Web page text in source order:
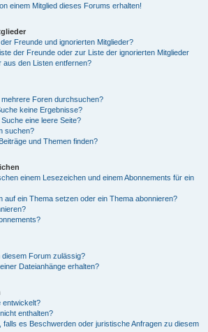
einem Mitglied dieses Forums erhalten!
Freunde und ignorierten Mitglieder?
der Freunde oder zur Liste der ignorierten Mitglieder
aus den Listen entfernen?
Foren durchsuchen?
keine Ergebnisse?
eine leere Seite?
suchen?
und Themen finden?
einem Lesezeichen und einem Abonnements für ein
auf ein Thema setzen oder ein Thema abonnieren?
Forum zulässig?
Dateianhänge erhalten?
entwickelt?
enthalten?
falls es Beschwerden oder juristische Anfragen zu diesem